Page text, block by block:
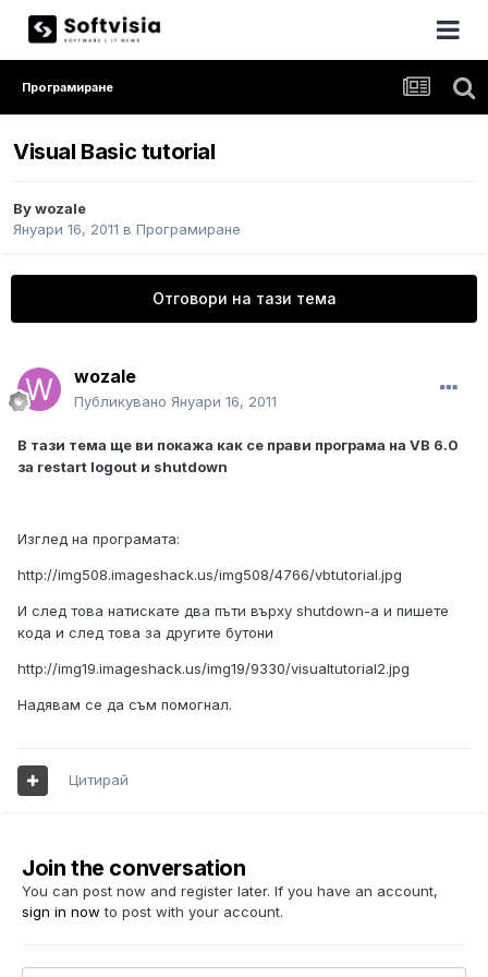
Програмиране
Visual Basic tutorial
Bywozale
Януари 16, 2011 в Програмиране
Отговори на тази тема
wozale
Публикувано Януари 16, 2011
В тази тема ще ви покажа как се прави програма на VB 6.0
за restart logout и shutdown
Изглед на програмата:
http://img508.imageshack.us/img508/4766/vbtutorial.jpg
И след това натискате два пъти върху shutdown-a и пишете
кода и след това за другите бутони
http://img19.imageshack.us/img19/9330/visualtutorial2.jpg
Надявам се да съм помогнал.
Цитирай
Join the conversation
You can post now and register later. If you have an account,
sign in now to post with your account.